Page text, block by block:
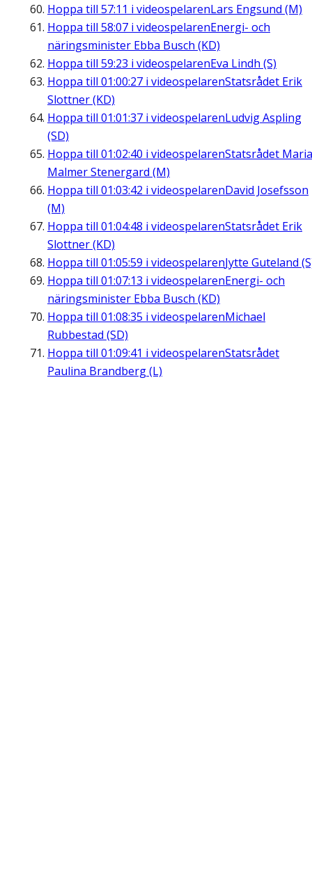
Hoppa till 57:11 i videospelarenLars Engsund (M)
Hoppa till 58:07 i videospelarenEnergi- och
näringsminister Ebba Busch (KD)
Hoppa till 59:23 i videospelarenEva Lindh (S)
Hoppa till 01:00:27 i videospelarenStatsrådet Erik
Slottner (KD)
Hoppa till 01:01:37 i videospelarenLudvig Aspling
(SD)
Hoppa till 01:02:40 i videospelarenStatsrådet Maria
Malmer Stenergard (M)
Hoppa till 01:03:42 i videospelarenDavid Josefsson
(M)
Hoppa till 01:04:48 i videospelarenStatsrådet Erik
Slottner (KD)
Hoppa till 01:05:59 i videospelarenJytte Guteland
Hoppa till 01:07:13 i videospelarenEnergi- och
näringsminister Ebba Busch (KD)
Hoppa till 01:08:35 i videospelarenMichael
Rubbestad (SD)
Hoppa till 01:09:41 i videospelarenStatsrådet
Paulina Brandberg (L)